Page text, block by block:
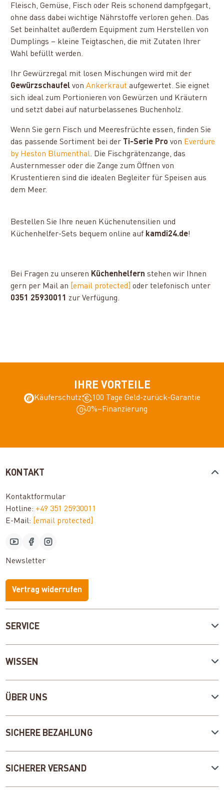
Fleisch, Gemüse, Fisch oder Reis schonend dampfgegart,
ohne dass dabei wichtige Nährstoffe verloren gehen. Das
Set beinhaltet außerdem Equipment zum Herstellen von
Dumplings – kleine Teigtaschen, die mit Zutaten Ihrer
Wahl befüllt werden.
Ihr Gewürzregal mit losen Mischungen wird mit der
Gewürzschaufel vonAnkerkraut aufgewertet. Sie eignet
sich ideal zum Portionieren von Gewürzen und Kräutern
und setzt dabei auf naturbelassenes Buchenholz.
Wenn Sie gern Fisch und Meeresfrüchte essen, finden Sie
das passende Sortiment bei der
Ti-Serie Pro von Everdure
by Heston Blumenthal. Die Fischgrätenzange, das
Austernmesser oder die Zange zum Öffnen von
Krustentieren sind die idealen Begleiter für Speisen aus
dem Meer.
Bestellen Sie Ihre neuen Küchenutensilien und
Küchenhelfer-Sets bequem online auf kamdi24.de!
Bei Fragen zu unseren Küchenhelfern stehen wir Ihnen
gern per Mail an
[email protected]
oder telefonisch unter
0351 25930011
zur Verfügung.
IHRE VORTEILE
Käuferschutz
100 Tage Geld-zurück-Garantie
0%–Finanzierung
SERVICE
WISSEN
ÜBER UNS
KONTAKT
Kontaktformular
Hotline: +49 351 25930011
E-Mail:
[email protected]
Newsletter
Vertrag widerrufen
SICHERE BEZAHLUNG
SICHERER VERSAND